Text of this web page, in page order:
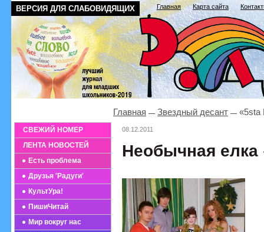
ВЕРСИЯ ДЛЯ СЛАБОВИДЯЩИХ Главная Карта сайта
СВЕЖИЙ НОМЕР
ЛЕНТА НОВОСТЕЙ
Есть проблема
Друзья 'Радуги'
КультУра!
ПишиЧитай
Мир вокруг нас
Главная Звездный десант «5sta
08.12.2011
Необычная елка